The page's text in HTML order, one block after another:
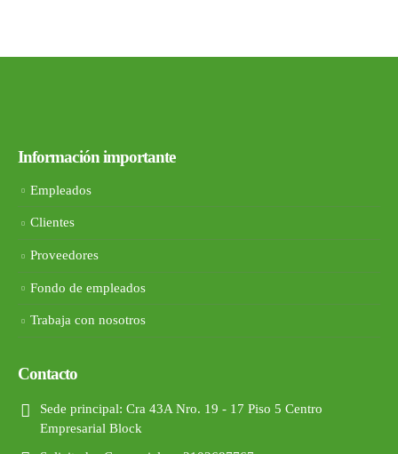
Información importante
Empleados
Clientes
Proveedores
Fondo de empleados
Trabaja con nosotros
Contacto
Sede principal: Cra 43A Nro. 19 - 17 Piso 5 Centro
Empresarial Block